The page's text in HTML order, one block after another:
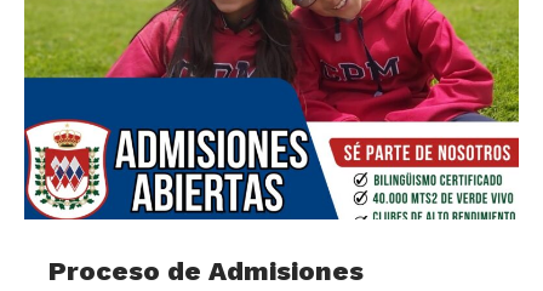
Proceso de Admisiones